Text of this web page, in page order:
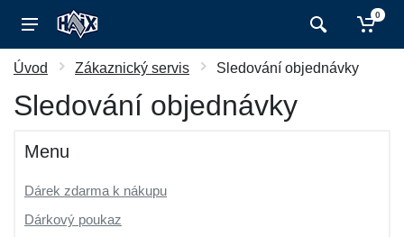
0
Úvod Zákaznický servis Sledování objednávky
Sledování objednávky
Menu
Dárek zdarma k nákupu
Dárkový poukaz